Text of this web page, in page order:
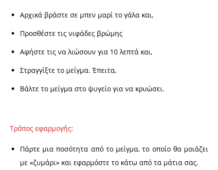
Αρχικά βράστε σε μπεν μαρί το γάλα και,
Προσθέστε τις νιφάδες βρώμης
Αφήστε τις να λιώσουν για 10 λεπτά και,
Στραγγίξτε το μείγμα. Έπειτα,
Βάλτε το μείγμα στο ψυγείο για να κρυώσει.
Τρόπος εφαρμογής:
Πάρτε μια ποσότητα από το μείγμα, το οποίο θα μοιάζει
με «ζυμάρι» και εφαρμόστε το κάτω από τα μάτια σας.